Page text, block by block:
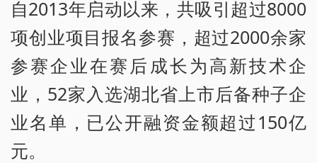
自2013年启动以来，共吸引超过8000
项创业项目报名参赛，超过2000余家
参赛企业在赛后成长为高新技术企
业，52家入选湖北省上市后备种子企
业名单，已公开融资金额超过150亿
元。